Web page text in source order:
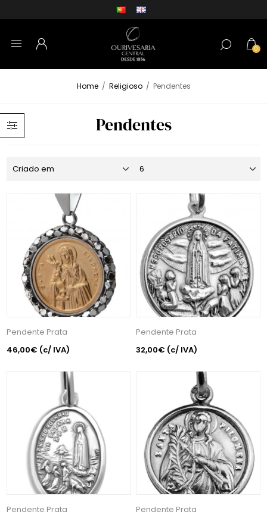
0
Home / Religioso / Pendentes
Pendentes
Pendente Prata
46,00€ (c/ IVA)
Pendente Prata
32,00€ (c/ IVA)
Pendente Prata
Pendente Prata